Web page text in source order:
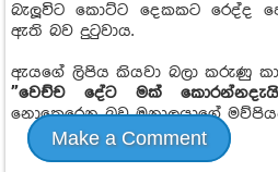
බැලූවිට කොට්ට දෙකකට රෙද්ද
ඇති බව දුටුවාය.
ඇයගේ ලිපිය කියවා බලා කරුණු
”වෙච්ච දේට මක්
නොකෙරෙන බව මනාලයාගේ
Make a Comment